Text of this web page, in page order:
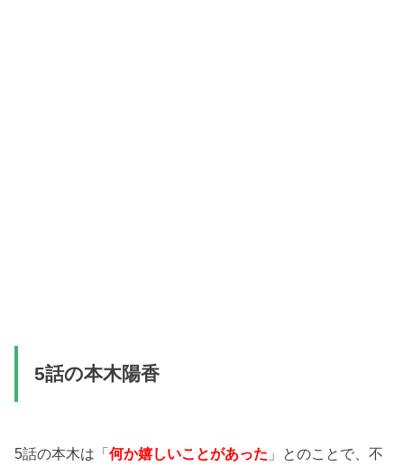
5話の本木陽香
5話の本木は「何か嬉しいことがあった 」とのことで、不